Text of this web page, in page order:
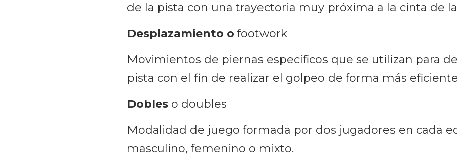
de la pista con una trayectoria muy próxima a la cinta de
Desplazamiento o footwork
Movimientos de piernas específicos que se utilizan para
pista con el fin de realizar el golpeo de forma más
Dobles o doubles
Modalidad de juego formada por dos jugadores en cada
masculino, femenino o mixto.